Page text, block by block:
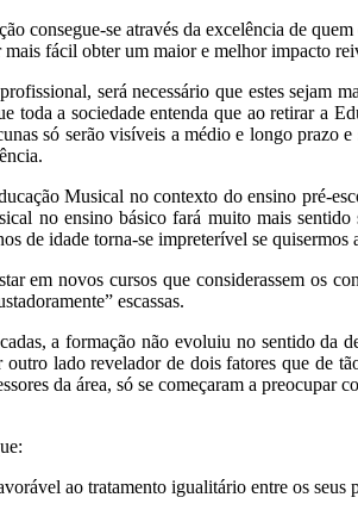
consegue-se através da excelência de
mais fácil obter um maior e melhor impacto
será necessário que estes sejam
a sociedade entenda que ao retirar a
só serão visíveis a médio e longo prazo
Musical no contexto do ensino pré-
no ensino básico fará muito mais
idade torna-se impreterível se quisermos
em novos cursos que considerassem os
escassas.
a formação não evoluiu no sentido da
lado revelador de dois fatores que de
da área, só se começaram a preocupar
ao tratamento igualitário entre os seus